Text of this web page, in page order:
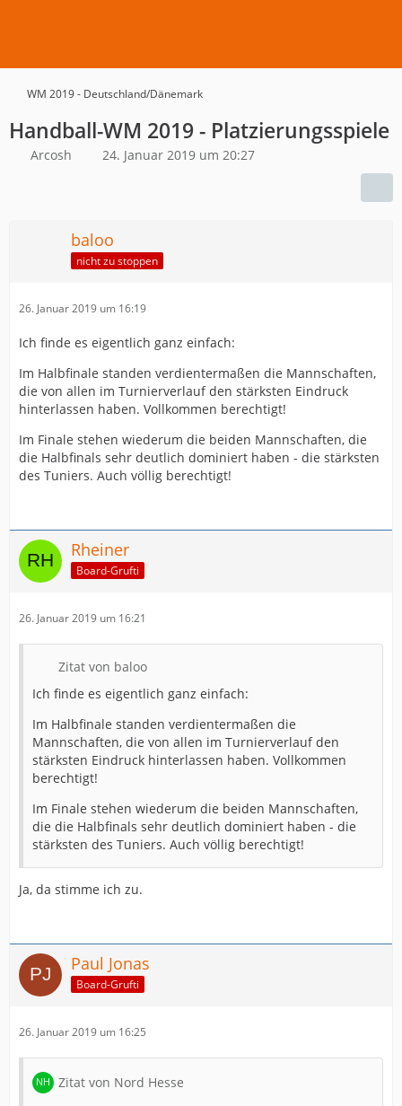
WM 2019 - Deutschland/Dänemark
Handball-WM 2019 - Platzierungsspiele
Arcosh 24. Januar 2019 um 20:27
baloo
nicht zu stoppen
26. Januar 2019 um 16:19
Ich finde es eigentlich ganz einfach:
Im Halbfinale standen verdientermaßen die Mannschaften,
die von allen im Turnierverlauf den stärksten Eindruck
hinterlassen haben. Vollkommen berechtigt!
Im Finale stehen wiederum die beiden Mannschaften, die
die Halbfinals sehr deutlich dominiert haben - die stärksten
des Tuniers. Auch völlig berechtigt!
Rheiner
Board-Grufti
26. Januar 2019 um 16:21
Zitat von baloo
Ich finde es eigentlich ganz einfach:
Im Halbfinale standen verdientermaßen die
Mannschaften, die von allen im Turnierverlauf den
stärksten Eindruck hinterlassen haben. Vollkommen
berechtigt!
Im Finale stehen wiederum die beiden Mannschaften,
die die Halbfinals sehr deutlich dominiert haben - die
stärksten des Tuniers. Auch völlig berechtigt!
Ja, da stimme ich zu.
Paul Jonas
Board-Grufti
26. Januar 2019 um 16:25
Zitat von Nord Hesse